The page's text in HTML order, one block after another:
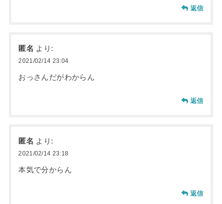
返信
匿名 より:
2021/02/14 23:04
おっさんだがわからん
返信
匿名 より:
2021/02/14 23:18
本気で分からん
返信